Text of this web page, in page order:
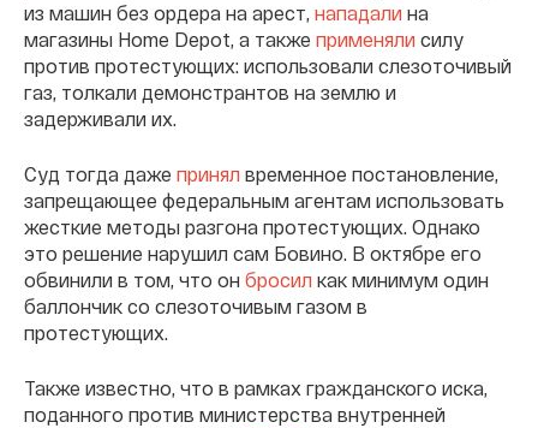
из машин без ордера на арест, нападали на
магазины Home Depot, а также применяли силу
против протестующих: использовали слезоточивый
газ, толкали демонстрантов на землю и
задерживали их.
Суд тогда даже принял временное постановление,
запрещающее федеральным агентам использовать
жесткие методы разгона протестующих. Однако
это решение нарушил сам Бовино. В октябре его
обвинили в том, что он бросил как минимум один
баллончик со слезоточивым газом в
протестующих.
Также известно, что в рамках гражданского иска,
поданного против министерства внутренней